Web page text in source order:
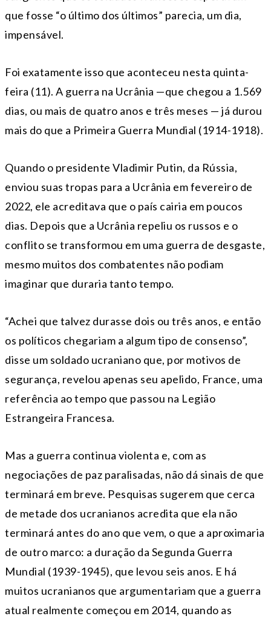
que fosse “o último dos últimos” parecia, um dia,
impensável.
Foi exatamente isso que aconteceu nesta quinta-
feira (11). A guerra na Ucrânia —que chegou a 1.569
dias, ou mais de quatro anos e três meses — já durou
mais do que a Primeira Guerra Mundial (1914-1918).
Quando o presidente Vladimir Putin, da Rússia,
enviou suas tropas para a Ucrânia em fevereiro de
2022, ele acreditava que o país cairia em poucos
dias. Depois que a Ucrânia repeliu os russos e o
conflito se transformou em uma guerra de desgaste,
mesmo muitos dos combatentes não podiam
imaginar que duraria tanto tempo.
“Achei que talvez durasse dois ou três anos, e então
os políticos chegariam a algum tipo de consenso”,
disse um soldado ucraniano que, por motivos de
segurança, revelou apenas seu apelido, France, uma
referência ao tempo que passou na Legião
Estrangeira Francesa.
Mas a guerra continua violenta e, com as
negociações de paz paralisadas, não dá sinais de que
terminará em breve. Pesquisas sugerem que cerca
de metade dos ucranianos acredita que ela não
terminará antes do ano que vem, o que a aproximaria
de outro marco: a duração da Segunda Guerra
Mundial (1939-1945), que levou seis anos. E há
muitos ucranianos que argumentariam que a guerra
atual realmente começou em 2014, quando as